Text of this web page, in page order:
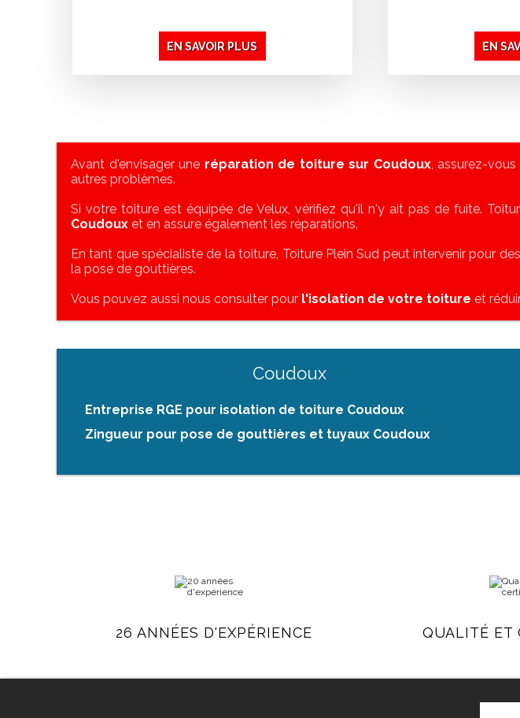
EN SAVOIR PLUS EN
Avant d'envisager une réparation de toiture sur Coudoux, assurez-
autres problèmes.
Si votre toiture est équipée de Velux, vérifiez qu'il n'y ait pas de fuite.
Coudoux et en assure également les réparations.
En tant que spécialiste de la toiture, Toiture Plein Sud peut intervenir pour
la pose de gouttières.
Vous pouvez aussi nous consulter pour l'isolation de votre toiture et
Coudoux
Entreprise RGE pour isolation de toiture Coudoux
Zingueur pour pose de gouttières et tuyaux Coudoux
26 ANNÉES D'EXPÉRIENCE QUALITÉ ET